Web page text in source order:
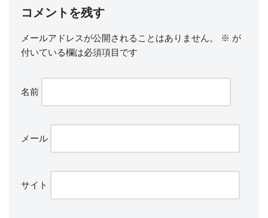
コメントを残す
メールアドレスが公開されることはありません。 ※ が
付いている欄は必須項目です
名前
メール
サイト